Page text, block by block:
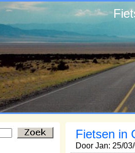
Fietsen in
Door Jan: 25/